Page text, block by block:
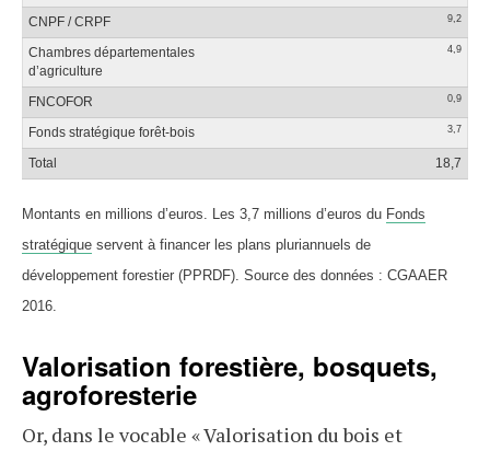
CNPF / CRPF 9,2
Chambres départementales
d’agriculture
4,9
FNCOFOR 0,9
Fonds stratégique forêt-bois 3,7
Total 18,7
Montants en millions d’euros. Les 3,7 millions d’euros du Fonds
stratégique servent à financer les plans pluriannuels de
développement forestier (PPRDF). Source des données : CGAAER
2016.
Valorisation forestière, bosquets,
agroforesterie
Or, dans le vocable « Valorisation du bois et